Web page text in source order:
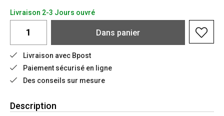
Livraison 2-3 Jours ouvré
Dans panier
Livraison avec Bpost
Paiement sécurisé en ligne
Des conseils sur mesure
Description